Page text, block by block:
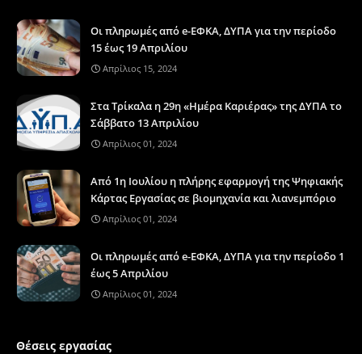
Οι πληρωμές από e-ΕΦΚΑ, ΔΥΠΑ για την περίοδο
15 έως 19 Απριλίου
Απρίλιος 15, 2024
Στα Τρίκαλα η 29η «Ημέρα Καριέρας» της ΔΥΠΑ το
Σάββατο 13 Απριλίου
Απρίλιος 01, 2024
Από 1η Ιουλίου η πλήρης εφαρμογή της Ψηφιακής
Κάρτας Εργασίας σε βιομηχανία και λιανεμπόριο
Απρίλιος 01, 2024
Οι πληρωμές από e-ΕΦΚΑ, ΔΥΠΑ για την περίοδο 1
έως 5 Απριλίου
Απρίλιος 01, 2024
Θέσεις εργασίας